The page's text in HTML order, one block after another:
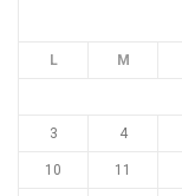
L M
3 4
10 11